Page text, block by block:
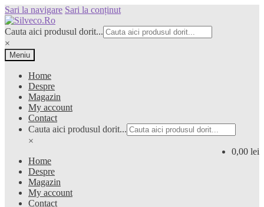
Sari la navigare Sari la conținut
Cauta aici produsul dorit...
×
Meniu
Home
Despre
Magazin
My account
Contact
Cauta aici produsul dorit...
×
0,00 lei
Home
Despre
Magazin
My account
Contact